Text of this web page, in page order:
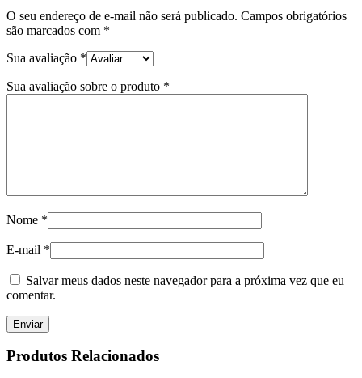
O seu endereço de e-mail não será publicado. Campos obrigatórios
são marcados com *
Sua avaliação *
Sua avaliação sobre o produto *
Nome *
E-mail *
Salvar meus dados neste navegador para a próxima vez que eu
comentar.
Produtos Relacionados